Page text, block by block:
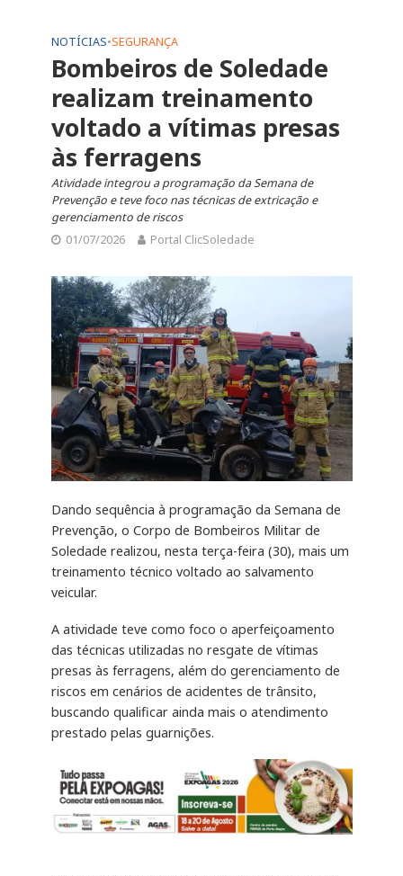
NOTÍCIAS•SEGURANÇA
Bombeiros de Soledade
realizam treinamento
voltado a vítimas presas
às ferragens
Atividade integrou a programação da Semana de
Prevenção e teve foco nas técnicas de extricação e
gerenciamento de riscos
01/07/2026
Portal ClicSoledade
Dando sequência à programação da Semana de
Prevenção, o Corpo de Bombeiros Militar de
Soledade realizou, nesta terça-feira (30), mais um
treinamento técnico voltado ao salvamento
veicular.
A atividade teve como foco o aperfeiçoamento
das técnicas utilizadas no resgate de vítimas
presas às ferragens, além do gerenciamento de
riscos em cenários de acidentes de trânsito,
buscando qualificar ainda mais o atendimento
prestado pelas guarnições.